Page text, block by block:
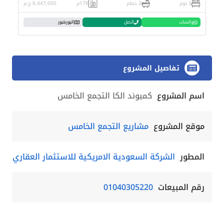
3 نوم 2 حمام 178م 8,447,000 ج.م
واتساب اتصل البورشور
تفاصيل المشروع
اسم المشروع كمبوند الكا التجمع الخامس
موقع المشروع مشاريع التجمع الخامس
المطور الشركة السعودية الامريكية للاستثمار العقاري
رقم المبيعات 01040305220